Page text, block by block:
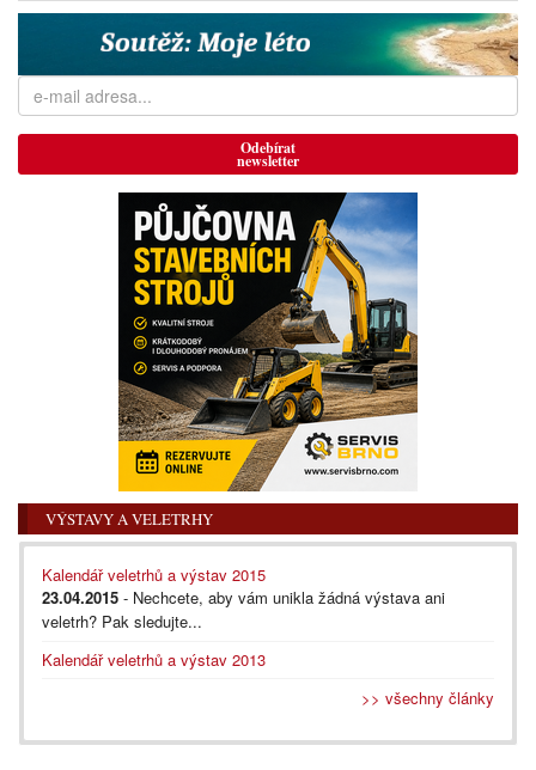
Odebírat
newsletter
VÝSTAVY A VELETRHY
Kalendář veletrhů a výstav 2015
23.04.2015 - Nechcete, aby vám unikla žádná výstava ani
veletrh? Pak sledujte...
Kalendář veletrhů a výstav 2013
>> všechny články